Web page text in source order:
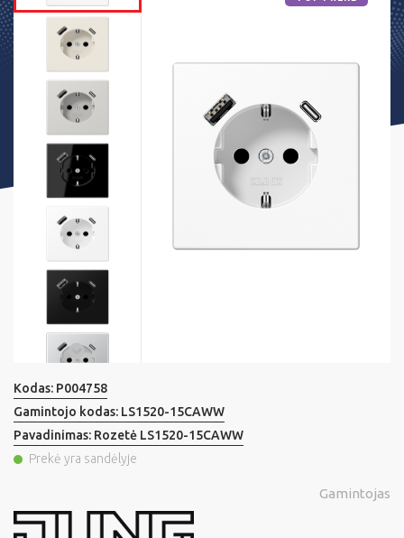
Kodas: P004758
Gamintojo kodas: LS1520-15CAWW
Pavadinimas: Rozetė LS1520-15CAWW
Prekė yra sandėlyje
Gamintojas